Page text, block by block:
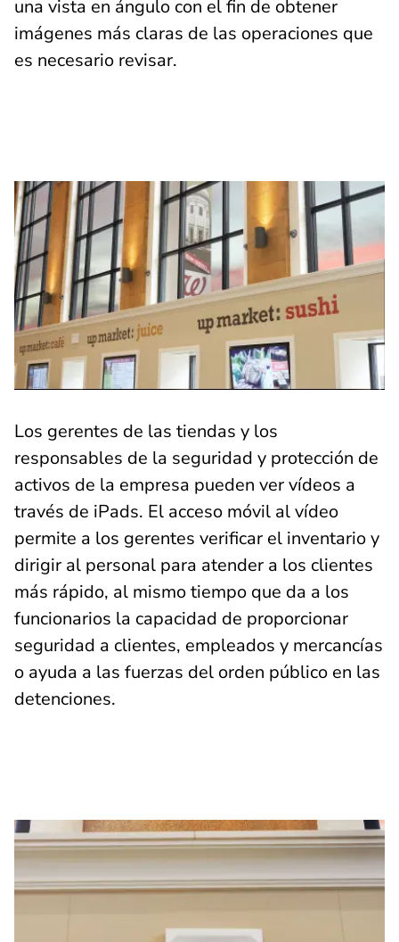
una vista en ángulo con el fin de obtener
imágenes más claras de las operaciones que
es necesario revisar.
Los gerentes de las tiendas y los
responsables de la seguridad y protección de
activos de la empresa pueden ver vídeos a
través de iPads. El acceso móvil al vídeo
permite a los gerentes verificar el inventario y
dirigir al personal para atender a los clientes
más rápido, al mismo tiempo que da a los
funcionarios la capacidad de proporcionar
seguridad a clientes, empleados y mercancías
o ayuda a las fuerzas del orden público en las
detenciones.